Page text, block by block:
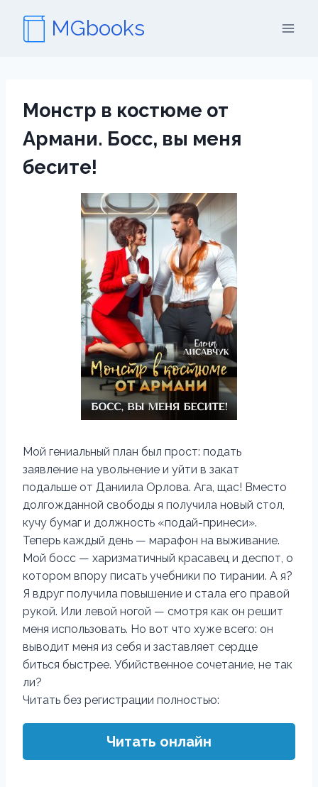
содержимому
MGbooks
Монстр в костюме от
Армани. Босс, вы меня
бесите!
Мой гениальный план был прост: подать
заявление на увольнение и уйти в закат
подальше от Даниила Орлова. Ага, щас! Вместо
долгожданной свободы я получила новый стол,
кучу бумаг и должность «подай-принеси».
Теперь каждый день — марафон на выживание.
Мой босс — харизматичный красавец и деспот, о
котором впору писать учебники по тирании. А я?
Я вдруг получила повышение и стала его правой
рукой. Или левой ногой — смотря как он решит
меня использовать. Но вот что хуже всего: он
выводит меня из себя и заставляет сердце
биться быстрее. Убийственное сочетание, не так
ли?
Читать без регистрации полностью:
Читать онлайн